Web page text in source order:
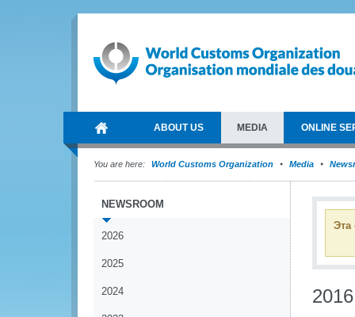
ABOUT US MEDIA ONLINE
You are here: World Customs Organization Media
NEWSROOM
2026
2025
2024
Эта
2016